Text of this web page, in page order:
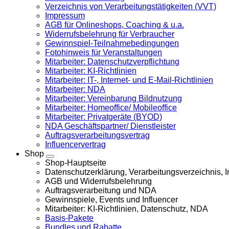
Verzeichnis von Verarbeitungstätigkeiten (VVT)
Impressum
AGB für Onlineshops, Coaching & u.a.
Widerrufsbelehrung für Verbraucher
Gewinnspiel-Teilnahmebedingungen
Fotohinweis für Veranstaltungen
Mitarbeiter: Datenschutzverpflichtung
Mitarbeiter: KI-Richtlinien
Mitarbeiter: IT-, Internet- und E-Mail-Richtlinien
Mitarbeiter: NDA
Mitarbeiter: Vereinbarung Bildnutzung
Mitarbeiter: Homeoffice/ Mobileoffice
Mitarbeiter: Privatgeräte (BYOD)
NDA Geschäftspartner/ Dienstleister
Auftragsverarbeitungsvertrag
Influencervertrag
Shop
Shop-Hauptseite
Datenschutzerklärung, Verarbeitungsverzeichnis,
AGB und Widerrufsbelehrung
Auftragsverarbeitung und NDA
Gewinnspiele, Events und Influencer
Mitarbeiter: KI-Richtlinien, Datenschutz, NDA
Basis-Pakete
Bundles und Rabatte